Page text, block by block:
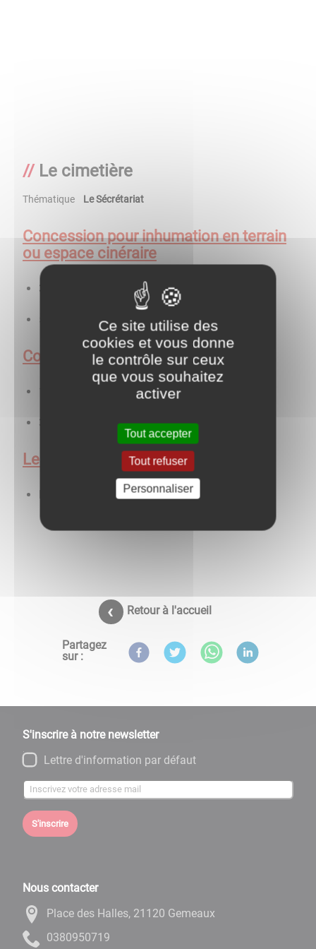
Le cimetière
Thématique Le Sécrétariat
Concession pour inhumation en terrain
ou espace cinéraire
30 ans: 100€
50 ans: 150€
Concession de case columbarium
15 ans: 400€ (deux urnes)
30 ans: 650€ (deux urnes)
Le jardin des souvenirs
Dispersion des cendres: 50€
Retour à l'accueil
Partagez
sur :
S'inscrire à notre newsletter
Lettre d'information par défaut
S'inscrire
Nous contacter
Place des Halles, 21120 Gemeaux
9170590830
Ce site utilise des
cookies et vous donne
le contrôle sur ceux
que vous souhaitez
activer
Tout accepter
Tout refuser
Personnaliser